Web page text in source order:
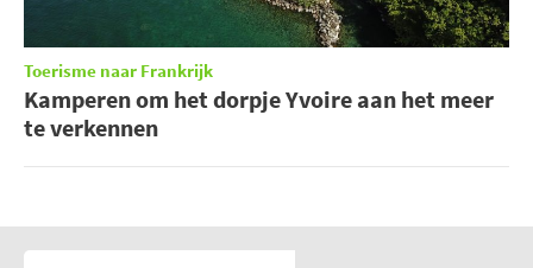
Toerisme naar Frankrijk
Kamperen om het dorpje Yvoire aan het meer
te verkennen